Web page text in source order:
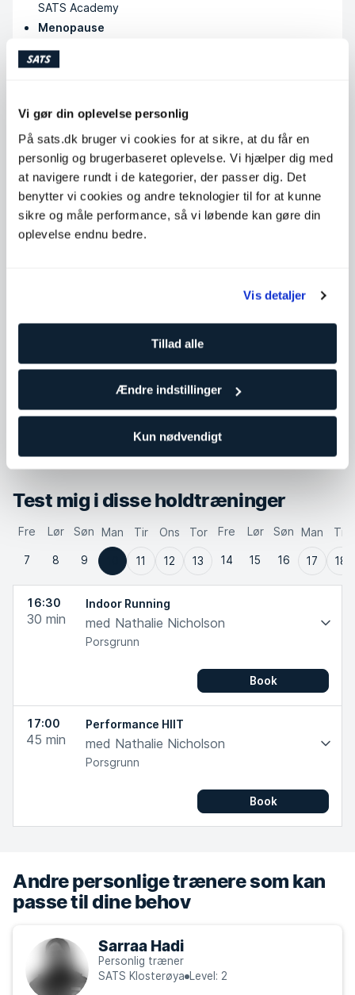
Vi gør din oplevelse personlig
På sats.dk bruger vi cookies for at sikre, at du får en
personlig og brugerbaseret oplevelse. Vi hjælper dig med
at navigere rundt i de kategorier, der passer dig. Det
benytter vi cookies og andre teknologier til for at kunne
sikre og måle performance, så vi løbende kan gøre din
oplevelse endnu bedre.
Vis detaljer
Tillad alle
Ændre indstillinger
Kun nødvendigt
SATS Academy
Menopause
Ernæring og fysisk aktivitet
Køb klip
Tilgængelige timer
Mandag
Lørdag
Ikke tilgængelig
Test mig i disse holdtræninger
Fre
7
Lør
8
Søn
9
Man Tir
11
Ons
12
Tor
13
Fre
14
Lør
15
Søn
16
Man
17
Tir
18
16:30
30 min
Indoor Running
med Nathalie Nicholson
Porsgrunn
Book
17:00
45 min
Performance HIIT
med Nathalie Nicholson
Porsgrunn
Book
Andre personlige trænere som kan
passe til dine behov
Sarraa Hadi
Personlig træner
SATS Klosterøya
Level: 2